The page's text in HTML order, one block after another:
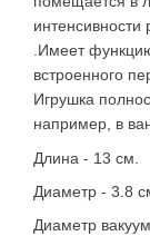
.Имеет
встроенного
Игрушка
например, в
Длина - 13 см.
Диаметр - 3.8
Диаметр